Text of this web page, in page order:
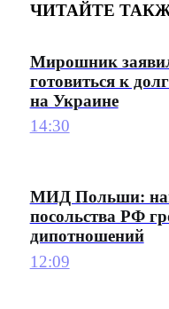
ЧИТАЙТЕ
Мирошник
готовиться к
на Украине
14:30
МИД Польши:
посольства РФ
дипотношений
12:09